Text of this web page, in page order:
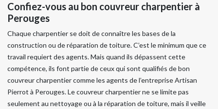
Confiez-vous au bon couvreur charpentier à
Perouges
Chaque charpentier se doit de connaître les bases de la
construction ou de réparation de toiture. C’est le minimum que ce
travail requiert des agents. Mais quand ils dépassent cette
compétence, ils font partie de ceux qui sont qualifiés de bon
couvreur charpentier comme les agents de l’entreprise Artisan
Pierrot à Perouges. Le couvreur charpentier ne se limite pas
seulement au nettoyage ou à la réparation de toiture, mais il veille